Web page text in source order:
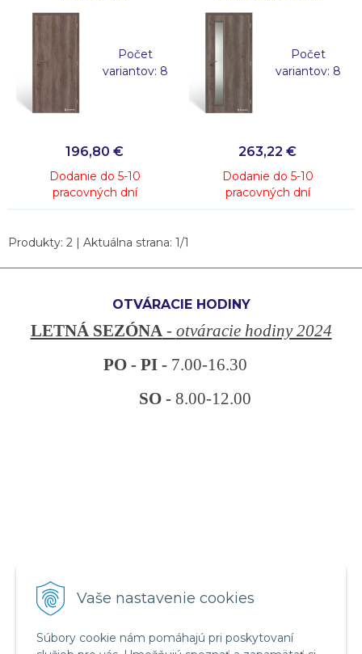
Vaše nastavenie cookies
Súbory cookie nám pomáhajú pri poskytovaní
Počet
variantov: 8
196,80 €
Dodanie do 5-10
pracovných dní
Počet
variantov: 8
263,22 €
Dodanie do 5-10
pracovných dní
Produkty: 2 | Aktuálna strana: 1/1
OTVÁRACIE HODINY
LETNÁ SEZÓNA- otváracie hodiny 2024
PO - PI - 7.00-16.30
SO - 8.00-12.00
Obchodné podmienky
Ochrana osobných údajov